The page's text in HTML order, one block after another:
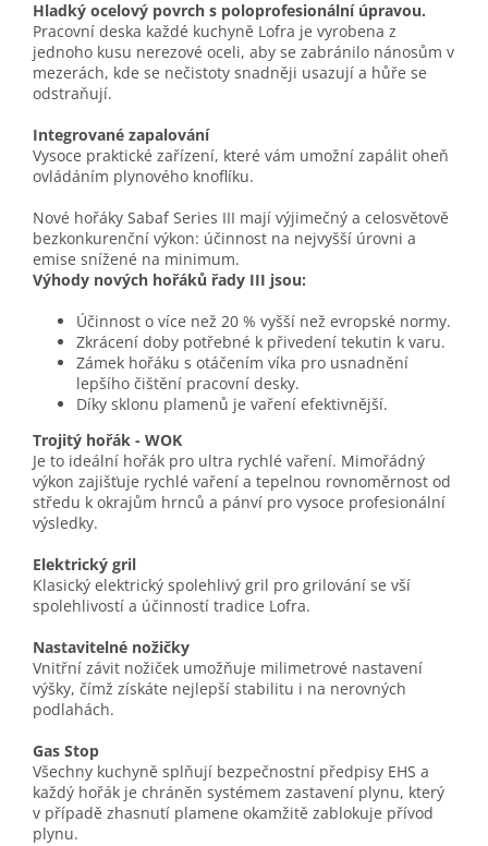
Hladký ocelový povrch s poloprofesionální úpravou.
Pracovní deska každé kuchyně Lofra je vyrobena z
jednoho kusu nerezové oceli, aby se zabránilo nánosům v
mezerách, kde se nečistoty snadněji usazují a hůře se
odstraňují.
Integrované zapalování
Vysoce praktické zařízení, které vám umožní zapálit oheň
ovládáním plynového knoflíku.
Nové hořáky Sabaf Series III mají výjimečný a celosvětově
bezkonkurenční výkon: účinnost na nejvyšší úrovni a
emise snížené na minimum.
Výhody nových hořáků řady III jsou:
Účinnost o více než 20 % vyšší než evropské normy.
Zkrácení doby potřebné k přivedení tekutin k varu.
Zámek hořáku s otáčením víka pro usnadnění
lepšího čištění pracovní desky.
Díky sklonu plamenů je vaření efektivnější.
Trojitý hořák - WOK
Je to ideální hořák pro ultra rychlé vaření. Mimořádný
výkon zajišťuje rychlé vaření a tepelnou rovnoměrnost od
středu k okrajům hrnců a pánví pro vysoce profesionální
výsledky.
Elektrický gril
Klasický elektrický spolehlivý gril pro grilování se vší
spolehlivostí a účinností tradice Lofra.
Nastavitelné nožičky
Vnitřní závit nožiček umožňuje milimetrové nastavení
výšky, čímž získáte nejlepší stabilitu i na nerovných
podlahách.
Gas Stop
Všechny kuchyně splňují bezpečnostní předpisy EHS a
každý hořák je chráněn systémem zastavení plynu, který
v případě zhasnutí plamene okamžitě zablokuje přívod
plynu.